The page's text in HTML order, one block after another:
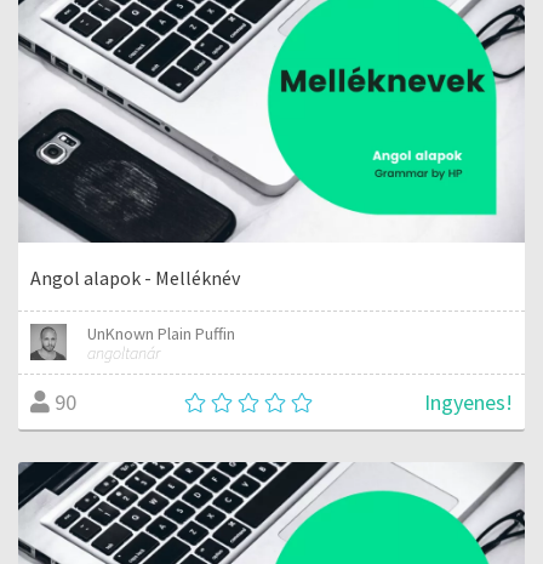
Angol alapok - Melléknév
UnKnown Plain Puffin
angoltanár
90 Ingyenes!